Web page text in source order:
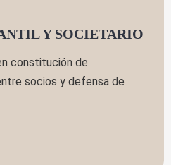
Y SOCIETARIO
constitución de
socios y defensa de